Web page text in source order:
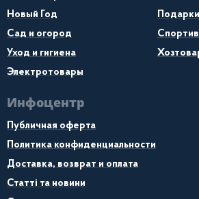
Новый Год
Сад и огород
Уход и гигиена
Электротовары
Инфоцентр
Публичная оферта
Политика конфиденциальности
Доставка, возврат и оплата
Статті та новини